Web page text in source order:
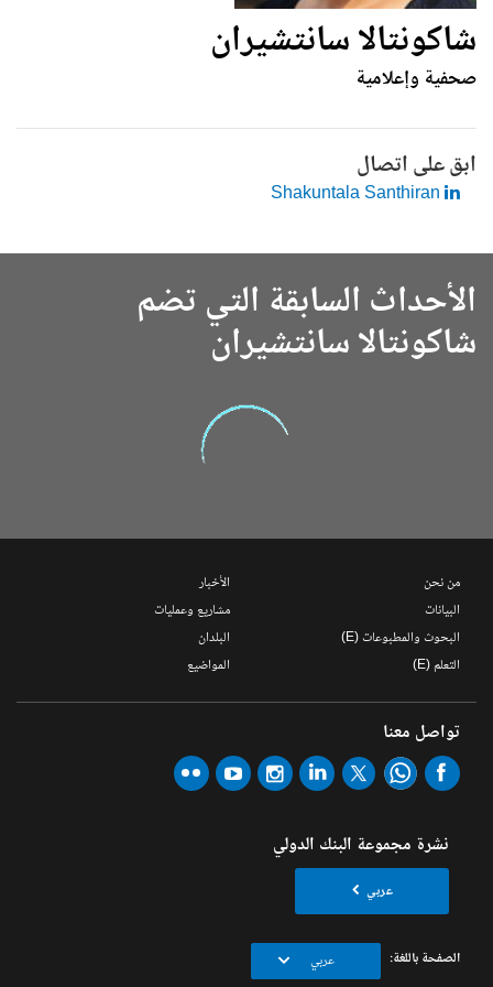
شاكونتالا سانتشيران
صحفية وإعلامية
ابق على اتصال
الأحداث السابقة التي تضم
شاكونتالا سانتشيران
من نحن
البيانات
البحوث والمطبوعات (E)
التعلم (E)
الأخبار
مشاريع وعمليات
البلدان
المواضيع
تواصل معنا
نشرة مجموعة البنك الدولي
عربي
الصفحة باللغة: عربي